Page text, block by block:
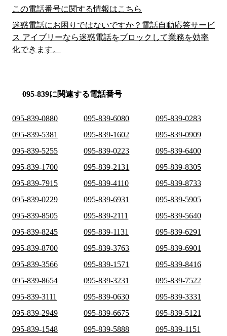
この電話番号に関する情報はこちら
迷惑電話にお困りではないですか？電話自動応答サービ
ス アイブリーなら迷惑電話をブロックして業務を効率
化できます。
095-839に関連する電話番号
095-839-0880 095-839-6080
095-839-0283
095-839-5381
095-839-1602
095-839-0909
095-839-5255
095-839-0223
095-839-6400
095-839-1700
095-839-2131
095-839-8305
095-839-7915
095-839-4110
095-839-8733
095-839-0229
095-839-6931
095-839-5905
095-839-8505
095-839-2111
095-839-5640
095-839-8245
095-839-1131
095-839-6291
095-839-8700
095-839-3763
095-839-6901
095-839-3566
095-839-1571
095-839-8416
095-839-8654
095-839-3231
095-839-7522
095-839-3111
095-839-0630
095-839-3331
095-839-2949
095-839-6675
095-839-5121
095-839-1548
095-839-5888
095-839-1151